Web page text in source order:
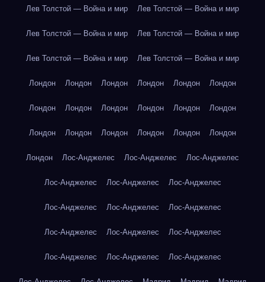
Лев Толстой — Война и мир Лев Толстой — Война и мир
Лев Толстой — Война и мир Лев Толстой — Война и мир
Лев Толстой — Война и мир Лев Толстой — Война и мир
Лондон Лондон Лондон Лондон Лондон Лондон
Лондон Лондон Лондон Лондон Лондон Лондон
Лондон Лондон Лондон Лондон Лондон Лондон
Лондон Лос-Анджелес Лос-Анджелес Лос-Анджелес
Лос-Анджелес Лос-Анджелес Лос-Анджелес
Лос-Анджелес Лос-Анджелес Лос-Анджелес
Лос-Анджелес Лос-Анджелес Лос-Анджелес
Лос-Анджелес Лос-Анджелес Лос-Анджелес